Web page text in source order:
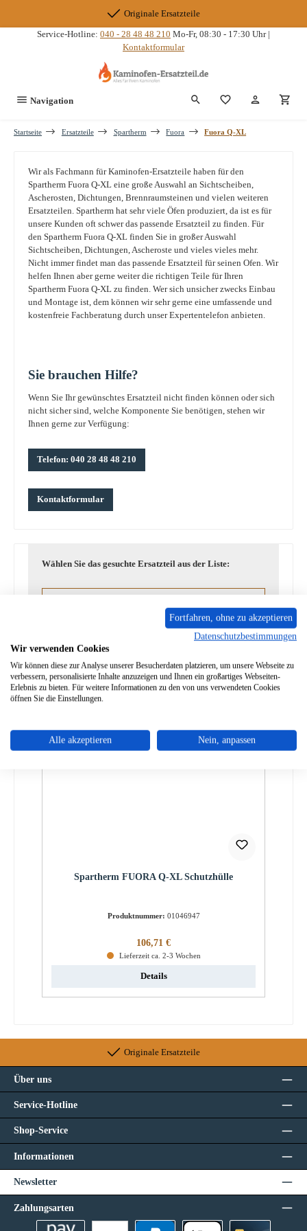
Originale Ersatzteile
Service-Hotline: 040 - 28 48 48 210 Mo-Fr, 08:30 - 17:30 Uhr |
Kontaktformular
Navigation Du hast 0
Startseite Ersatzteile Spartherm Fuora Fuora Q-XL
Wir als Fachmann für Kaminofen-Ersatzteile haben für den
Spartherm Fuora Q-XL eine große Auswahl an Sichtscheiben,
Ascherosten, Dichtungen, Brennraumsteinen und vielen weiteren
Ersatzteilen. Spartherm hat sehr viele Öfen produziert, da ist es für
unsere Kunden oft schwer das passende Ersatzteil zu finden. Für
den Spartherm Fuora Q-XL finden Sie in großer Auswahl
Sichtscheiben, Dichtungen, Ascheroste und vieles vieles mehr.
Nicht immer findet man das passende Ersatzteil für seinen Ofen. Wir
helfen Ihnen aber gerne weiter die richtigen Teile für Ihren
Spartherm Fuora Q-XL zu finden. Wer sich unsicher zwecks Einbau
und Montage ist, dem können wir sehr gerne eine umfassende und
kostenfreie Fachberatung durch unser Expertentelefon anbieten.
Sie brauchen Hilfe?
Wenn Sie Ihr gewünschtes Ersatzteil nicht finden können oder sich
nicht sicher sind, welche Komponente Sie benötigen, stehen wir
Ihnen gerne zur Verfügung:
Telefon: 040 28 48 48 210
Kontaktformular
Wählen Sie das gesuchte Ersatzteil aus der Liste:
Spartherm FUORA Q-XL Schutzhülle
Produktnummer: 01046947
Regulärer Preis:
106,71 €
Lieferzeit ca. 2-3 Wochen
Details
Originale Ersatzteile
Über uns
Service-Hotline
Shop-Service
Informationen
Newsletter
Zahlungsarten
Fortfahren, ohne zu akzeptieren
Datenschutzbestimmungen
Wir verwenden Cookies
Wir können diese zur Analyse unserer Besucherdaten platzieren, um unsere Webseite zu
verbessern, personalisierte Inhalte anzuzeigen und Ihnen ein großartiges Webseiten-
Erlebnis zu bieten. Für weitere Informationen zu den von uns verwendeten Cookies
öffnen Sie die Einstellungen.
Alle akzeptieren Nein, anpassen